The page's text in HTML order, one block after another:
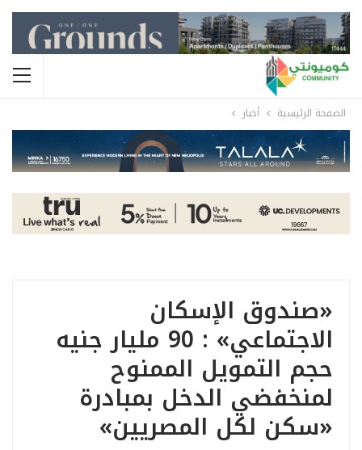
الصفحة الرئيسية أخبار
«صندوق الإسكان
الاجتماعي» : 90 مليار جنيه
حجم التمويل الممنوح
لمنخفضي الدخل بمبادرة
«سكن لكل المصريين»